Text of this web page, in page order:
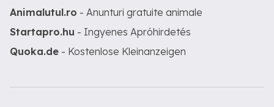
Animalutul.ro - Anunturi gratuite animale
Startapro.hu - Ingyenes Apróhirdetés
Quoka.de - Kostenlose Kleinanzeigen